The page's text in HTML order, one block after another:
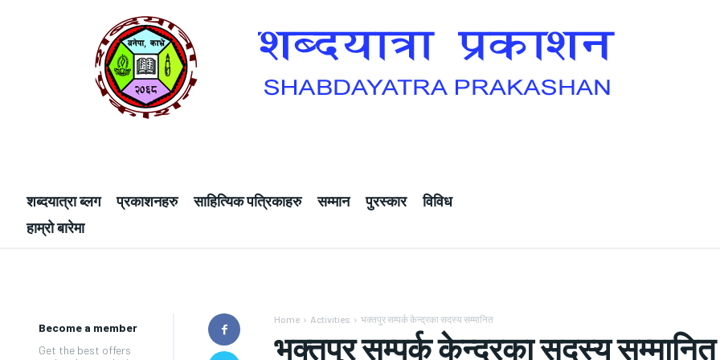
शब्दयात्रा ब्लग प्रकाशनहरु साहित्यिक पत्रिकाहरु सम्मान पुरस्कार
विविध
हाम्रो बारेमा
Become a member
Get the best offers
Home Activities भक्तपुर सम्पर्क केन्द्रका सदस्य सम्मानित
भक्तपुर सम्पर्क केन्द्रका सदस्य सम्मानित